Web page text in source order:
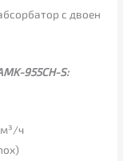
с двоен
955CH-S:
ч